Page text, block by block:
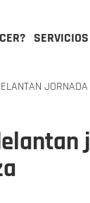
SERVICIOS